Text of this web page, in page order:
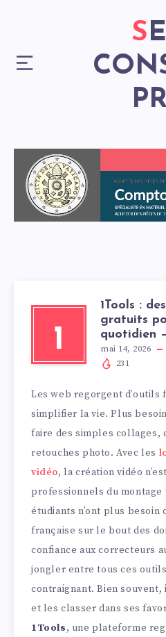
SEO
1
1Tools :
gratuits
quotidien
mai 14, 2026
231
Les web regorgent d’outils
simplifier la vie. Plus
faire des simples collages,
retouches photo. Avec les
vidéo, la création vidéo
professionnels du montage
étudiants n’ont plus besoin
française sur le bout des
confiance aux correcteurs
jongler entre tous ces
contraignant. Bien
et les classer dans ses
1Tools, une plateforme